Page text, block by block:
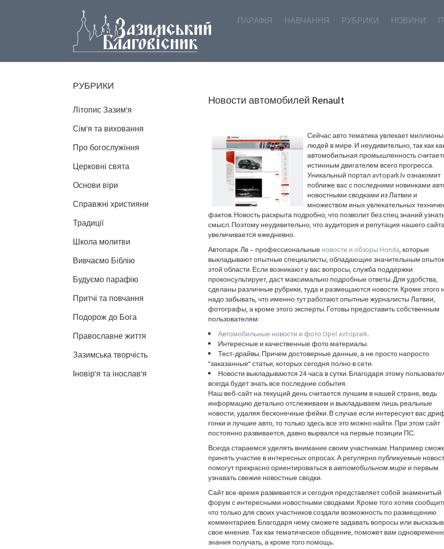
ПАРАФІЯ НАВЧАННЯ РУБРИКИ НОВИНИ
Новости автомобилей Renault
Сейчас авто тематика увлекает миллионы
людей в мире. И неудивительно, так как
автомобильная промышленность
истинным двигателем всего прогресса.
Уникальный портал avtopark.lv ознакомит
поближе вас с последними новинками
новостными сводками из Латвии и
множеством иных увлекательных
фактов. Новость раскрыта подробно, что позволит без спец знаний
смысл. Поэтому неудивительно, что аудитория и репутация нашего
увеличивается ежедневно.
Автопарк. Лв – профессиональныеновости и обзоры Honda, которые
выкладывают опытные специалисты, обладающие значительным
этой области. Если возникают у вас вопросы, служба поддержки
проконсультирует, даст максимально подробные ответы. Для удобства,
сделаны различные рубрики, туда и размещаются новости. Кроме этого
надо забывать, что именно тут работают опытные журналисты Латвии,
фотографы, а кроме этого эксперты. Готовы предоставить собственным
пользователям:
Автомобильные новости и фото Opel avtoprark.
Интересные и качественные фото материалы.
Тест-драйвы. Причем достоверные данные, а не просто напросто
"заказанные" статьи, которых сегодня полно в сети.
Новости выкладываются 24 часа в сутки. Благодаря этому
всегда будет знать все последние события.
Наш веб-сайт на текущий день считается лучшим в нашей стране, ведь
информацию детально отслеживаем и выкладываем лишь реальные
новости, удаляя бесконечные фейки. В случае если интересуют вас
гонки и лучшие авто, то только здесь все это можно найти. При этом сайт
постоянно развивается, давно вырвался на первые позиции ПС.
Всегда стараемся уделять внимание своим участникам. Например
принять участие в интересных опросах. А регулярно публикуемые
помогут прекрасно ориентироваться вавтомобильном миреи первым
узнавать свежие новостные сводки.
Сайт все-время развивается и сегодня представляет собой знаменитый
форум с интересными новостными сводками. Кроме того хотим
что только для своих участников создали возможность по размещению
комментариев. Благодаря чему сможете задавать вопросы или
свое мнение. Так как тематическое общение, поможет вам
знания получать, а кроме того помощь.
РУБРИКИ
Літопис Зазим'я
Сім'я та виховання
Про богослужіння
Церковні свята
Основи віри
Справжні християни
Традиції
Школа молитви
Вивчаємо Біблію
Будуємо парафію
Притчі та повчання
Подорож до Бога
Православне життя
Зазимська творчість
Іновір'я та інослав'я